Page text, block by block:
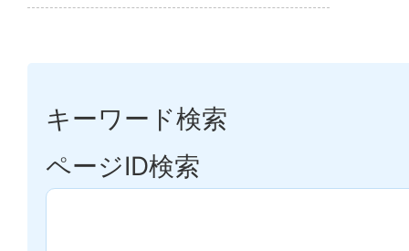
キーワード検索
ページID検索